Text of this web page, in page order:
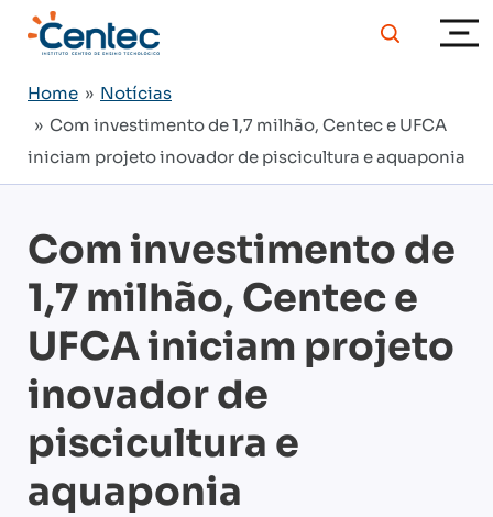
Home » Notícias
» Com investimento de 1,7 milhão, Centec e UFCA
iniciam projeto inovador de piscicultura e aquaponia
Com investimento de
1,7 milhão, Centec e
UFCA iniciam projeto
inovador de
piscicultura e
aquaponia